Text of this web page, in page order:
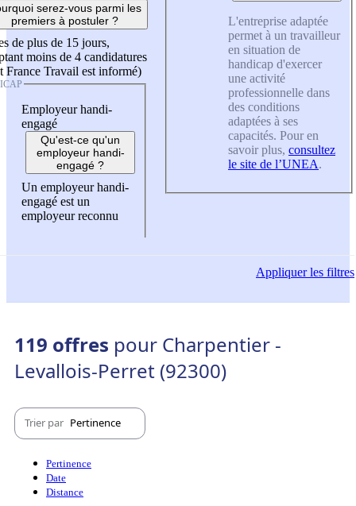
serez-vous parmi les
premiers à postuler ?
de plus de 15 jours,
moins de 4 candidatures
France Travail est informé)
Employeur handi-
engagé
Qu'est-ce qu'un
employeur handi-
engagé ?
Un employeur handi-
engagé est un
employeur reconnu
L'entreprise adaptée
permet à un travailleur
en situation de
handicap d'exercer
une activité
professionnelle dans
des conditions
adaptées à ses
capacités. Pour en
savoir plus, consultez
le site de l’UNEA.
Appliquerles filtres
119 offres pour Charpentier -
Levallois-Perret (92300)
Trier par Pertinence
Pertinence
Date
Distance